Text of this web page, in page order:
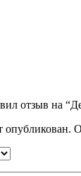
отзыв на
опубликован.